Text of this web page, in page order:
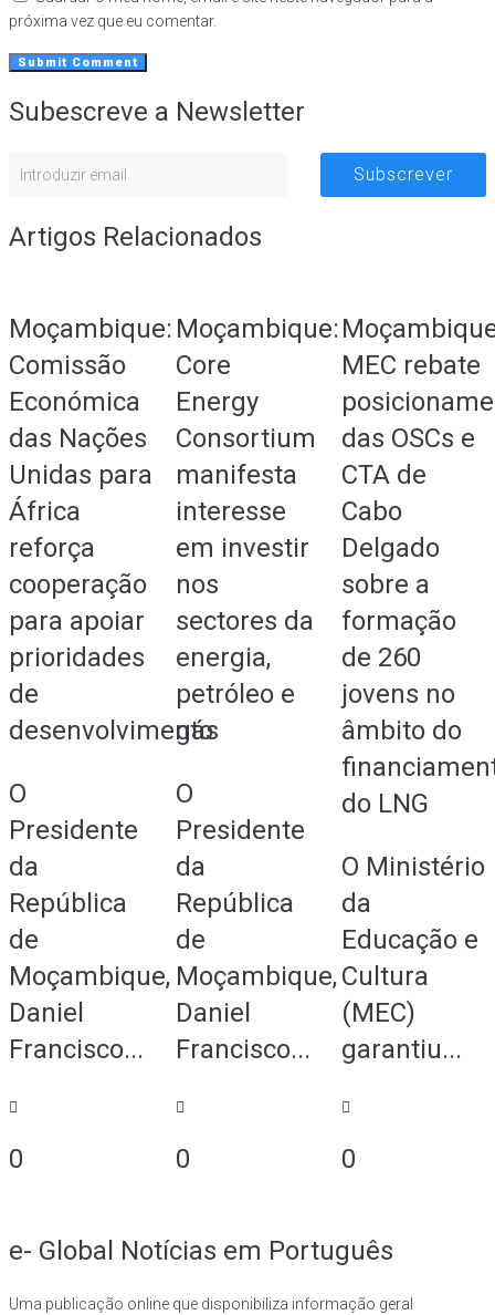
próxima vez que eu comentar.
Subescreve a Newsletter
Subscrever
Artigos Relacionados
Moçambique:
Comissão
Económica
das Nações
Unidas para
África
reforça
cooperação
para apoiar
prioridades
de
desenvolvimento
O
Presidente
da
República
de
Moçambique,
Daniel
Francisco...
0
Moçambique:
Core
Energy
Consortium
manifesta
interesse
em investir
nos
sectores da
energia,
petróleo e
gás
O
Presidente
da
República
de
Moçambique,
Daniel
Francisco...
0
MEC rebate
das OSCs e
CTA de
Cabo
Delgado
sobre a
formação
de 260
jovens no
âmbito do
do LNG
O Ministério
da
Educação e
Cultura
(MEC)
garantiu...
0
e- Global Notícias em Português
Uma publicação online que disponibiliza informação geral